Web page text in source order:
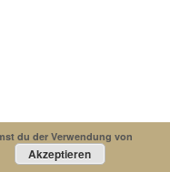
Reserved.
du der Verwendung von
Akzeptieren